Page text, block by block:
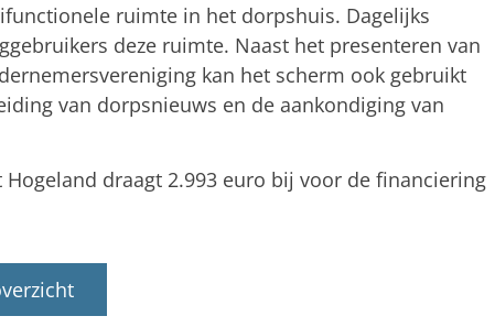
ruimte in het dorpshuis. Dagelijks
deze ruimte. Naast het presenteren van
kan het scherm ook gebruikt
van dorpsnieuws en de aankondiging van
draagt 2.993 euro bij voor de financiering